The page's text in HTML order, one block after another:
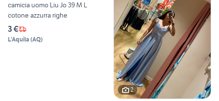
camicia uomo Liu Jo 39 M L
cotone azzurra righe
3 €
L'Aquila (AQ)
2